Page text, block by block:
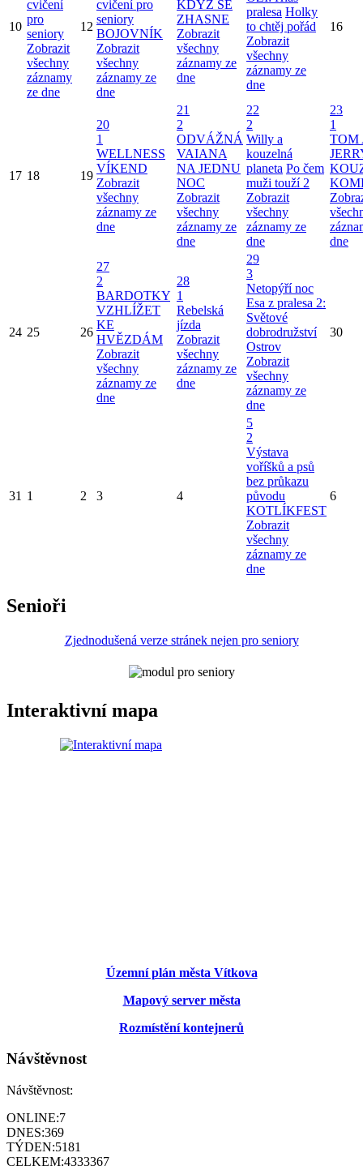
10
cvičení
pro
seniory
Zobrazit
všechny
záznamy
ze dne
12
cvičení pro
seniory
BOJOVNÍK
Zobrazit
všechny
záznamy ze
dne
KDYŽ SE
ZHASNE
Zobrazit
všechny
záznamy ze
dne
pralesa Holky
to chtěj pořád
Zobrazit
všechny
záznamy ze
dne
16
17 18 19
20
1
WELLNESS
VÍKEND
Zobrazit
všechny
záznamy ze
dne
21
2
ODVÁŽNÁ
VAIANA
NA JEDNU
NOC
Zobrazit
všechny
záznamy ze
dne
22
2
Willy a
kouzelná
planeta Po čem
muži touží 2
Zobrazit
všechny
záznamy ze
dne
23
1
TOM
dne
24 25 26
27
2
BARDOTKY
VZHLÍŽET
KE
HVĚZDÁM
Zobrazit
všechny
záznamy ze
dne
28
1
Rebelská
jízda
Zobrazit
všechny
záznamy ze
dne
29
3
Netopýří noc
Esa z pralesa 2:
Světové
dobrodružství
Ostrov
Zobrazit
všechny
záznamy ze
dne
30
31 1 2 3 4
5
2
Výstava
voříšků a psů
bez průkazu
původu
KOTLÍKFEST
Zobrazit
všechny
záznamy ze
dne
6
Senioři
Zjednodušená verze stránek nejen pro seniory
Interaktivní mapa
Územní plán města Vítkova
Mapový server města
Rozmístění kontejnerů
Návštěvnost
Návštěvnost:
ONLINE:7
DNES:369
TÝDEN:5181
CELKEM:4333367